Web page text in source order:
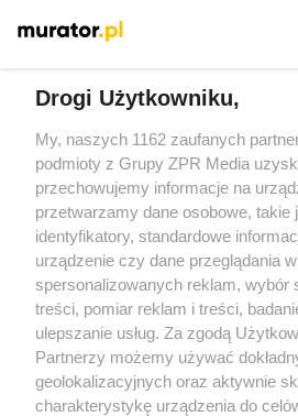
Drogi Użytkowniku,
My, naszych 1162 zaufanych
podmioty z Grupy ZPR Media
przechowujemy informacje na
przetwarzamy dane osobowe, takie
identyfikatory, standardowe
urządzenie czy dane przeglądania
spersonalizowanych reklam, wybór
treści, pomiar reklam i treści,
ulepszanie usług. Za zgodą
Partnerzy możemy używać
geolokalizacyjnych oraz aktywnie
charakterystykę urządzenia do